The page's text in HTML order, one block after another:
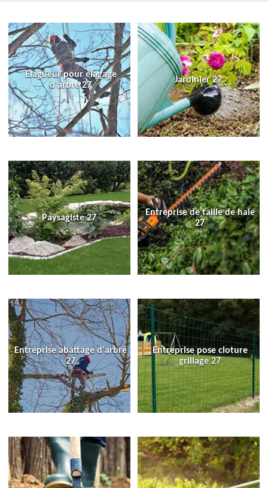
Elagueur pour élagage
d'arbre 27
Jardinier 27
Paysagiste 27
Entreprise de taille de haie
27
Entreprise abattage d'arbre
27
Entreprise pose cloture
grillage 27